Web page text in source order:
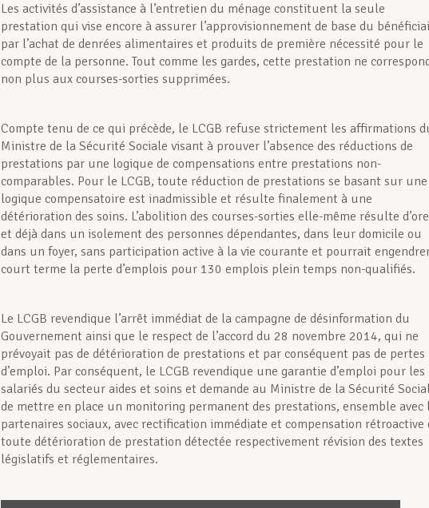
Les activités d’assistance à l’entretien du ménage constituent la seule
prestation qui vise encore à assurer l’approvisionnement de base du
par l’achat de denrées alimentaires et produits de première nécessité pour le
compte de la personne. Tout comme les gardes, cette prestation ne
non plus aux courses-sorties supprimées.
Compte tenu de ce qui précède, le LCGB refuse strictement les affirmations
Ministre de la Sécurité Sociale visant à prouver l’absence des réductions de
prestations par une logique de compensations entre prestations non-
comparables. Pour le LCGB, toute réduction de prestations se basant sur une
logique compensatoire est inadmissible et résulte finalement à une
détérioration des soins. L’abolition des courses-sorties elle-même résulte
et déjà dans un isolement des personnes dépendantes, dans leur domicile ou
dans un foyer, sans participation active à la vie courante et pourrait
court terme la perte d’emplois pour 130 emplois plein temps non-qualifiés.
Le LCGB revendique l’arrêt immédiat de la campagne de désinformation du
Gouvernement ainsi que le respect de l’accord du 28 novembre 2014, qui ne
prévoyait pas de détérioration de prestations et par conséquent pas de pertes
d’emploi. Par conséquent, le LCGB revendique une garantie d’emploi pour les
salariés du secteur aides et soins et demande au Ministre de la Sécurité
de mettre en place un monitoring permanent des prestations, ensemble avec
partenaires sociaux, avec rectification immédiate et compensation rétroactive
toute détérioration de prestation détectée respectivement révision des textes
législatifs et réglementaires.